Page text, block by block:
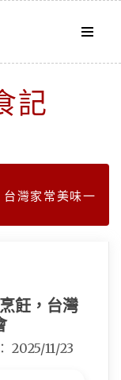
記
灣家常美味一
飪，台灣
2025/11/23